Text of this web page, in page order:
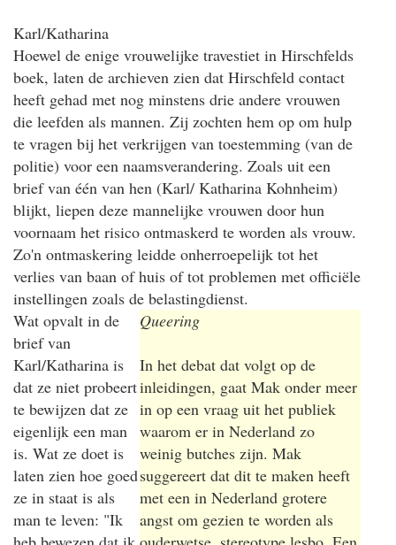
Karl/Katharina
Hoewel de enige vrouwelijke travestiet in Hirschfelds
boek, laten de archieven zien dat Hirschfeld contact
heeft gehad met nog minstens drie andere vrouwen
die leefden als mannen. Zij zochten hem op om hulp
te vragen bij het verkrijgen van toestemming (van de
politie) voor een naamsverandering. Zoals uit een
brief van één van hen (Karl/ Katharina Kohnheim)
blijkt, liepen deze mannelijke vrouwen door hun
voornaam het risico ontmaskerd te worden als vrouw.
Zo'n ontmaskering leidde onherroepelijk tot het
verlies van baan of huis of tot problemen met officiële
instellingen zoals de belastingdienst.
Queering
In het debat dat volgt op de
inleidingen, gaat Mak onder meer
in op een vraag uit het publiek
waarom er in Nederland zo
weinig butches zijn. Mak
suggereert dat dit te maken heeft
met een in Nederland grotere
angst om gezien te worden als
Wat opvalt in de
brief van
Karl/Katharina is
dat ze niet probeert
te bewijzen dat ze
eigenlijk een man
is. Wat ze doet is
laten zien hoe goed
ze in staat is als
man te leven: "Ik